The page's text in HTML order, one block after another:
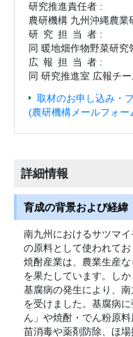
研究推進責任者 :
農研機構 九州沖縄農業
研究担当 者 :
同 暖地畑作物野菜研究
広報担当 者 :
同 研究推進室 広報チ
取材のお申し込み・
(農研機構メールフォー
詳細情報
育成の背景および経緯
南九州におけるサツマ
の原料として使われて
焼酎産業は、農業生産
を果たしています。し
基腐病の発生により、
を受けました。基腐病
ん」や焼酎・でん粉原
苗消毒や薬剤防除、ほ